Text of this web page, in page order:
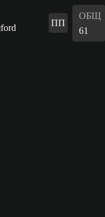
ПП
ОБЩ
61